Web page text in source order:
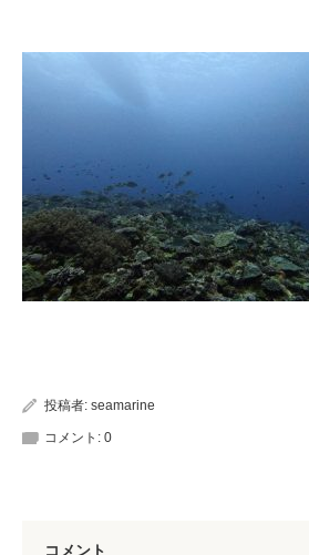
投稿者: seamarine
コメント: 0
コメント